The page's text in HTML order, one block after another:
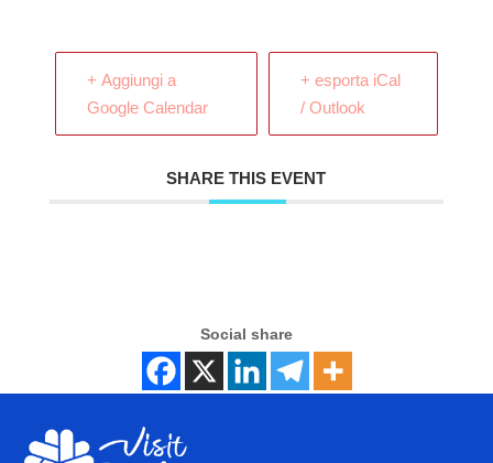
+ Aggiungi a
Google Calendar
+ esporta iCal
/ Outlook
SHARE THIS EVENT
Social share